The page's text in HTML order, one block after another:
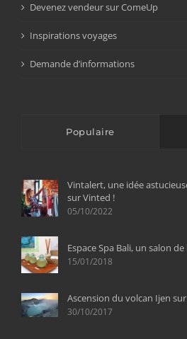
Devenez vendeur sur ComeUp
Inspirations voyages
Demande d’informations
Populaire
Vintalert, une idée
sur Vinted !
05/10/2022
Espace Spa Bali, un salon
15/01/2018
Ascension du volcan Ijen
30/10/2017